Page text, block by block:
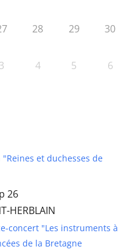
28 29 30
3 4 5 6
"Reines et duchesses de
26
HERBLAIN
concert "Les instruments à
de la Bretagne